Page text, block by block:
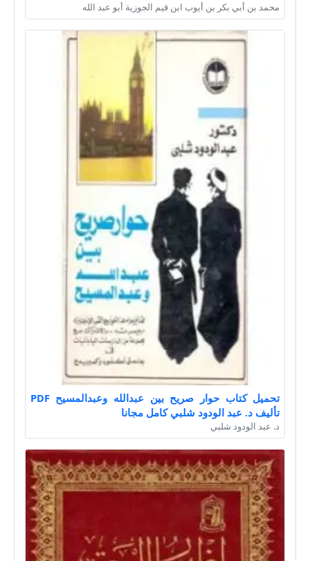
محمد بن أبي بكر بن أيوب ابن قيم الجوزية أبو عبد الله
تحميل كتاب حوار صريح بين عبدالله وعبدالمسيح PDF
تأليف د. عبد الودود شلبي كامل مجانا
د. عبد الودود شلبي